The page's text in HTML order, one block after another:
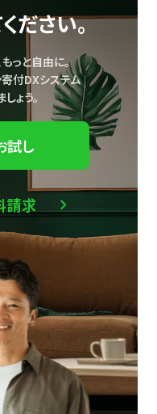
ださい。
っと自由に。
付DXシステム
ょう。
試し
請求